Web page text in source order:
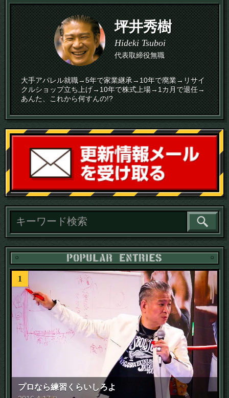
坪井秀樹
Hideki Tsuboi
代表取締役無職
大手アパレル就職→5年で家業継承→10年で廃業→リサイ
クルショップ立ち上げ→10年で株式上場→1カ月で退任→
あんた、これから何すんの!?
読
1
プロなら練習くらいしろよ